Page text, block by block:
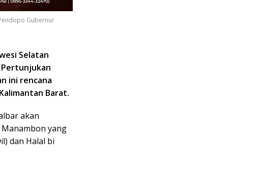
Gubernur
Selatan
Pertunjukan
ini rencana
Barat.
akan
yang
dan Halal bi